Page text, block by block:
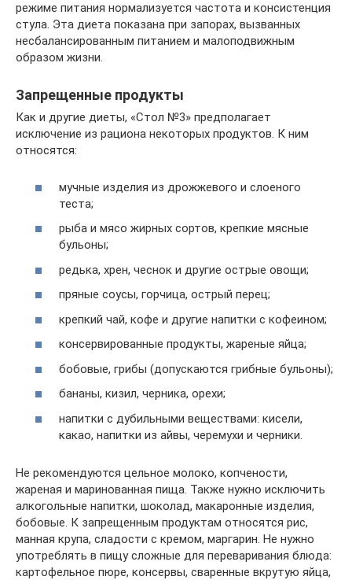
режиме питания нормализуется частота и консистенция
стула. Эта диета показана при запорах, вызванных
несбалансированным питанием и малоподвижным
образом жизни.
Запрещенные продукты
Как и другие диеты, «Стол №3» предполагает
исключение из рациона некоторых продуктов. К ним
относятся:
мучные изделия из дрожжевого и слоеного
теста;
рыба и мясо жирных сортов, крепкие мясные
бульоны;
редька, хрен, чеснок и другие острые овощи;
пряные соусы, горчица, острый перец;
крепкий чай, кофе и другие напитки с кофеином;
консервированные продукты, жареные яйца;
бобовые, грибы (допускаются грибные бульоны);
бананы, кизил, черника, орехи;
напитки с дубильными веществами: кисели,
какао, напитки из айвы, черемухи и черники.
Не рекомендуются цельное молоко, копчености,
жареная и маринованная пища. Также нужно исключить
алкогольные напитки, шоколад, макаронные изделия,
бобовые. К запрещенным продуктам относятся рис,
манная крупа, сладости с кремом, маргарин. Не нужно
употреблять в пищу сложные для переваривания блюда:
картофельное пюре, консервы, сваренные вкрутую яйца,